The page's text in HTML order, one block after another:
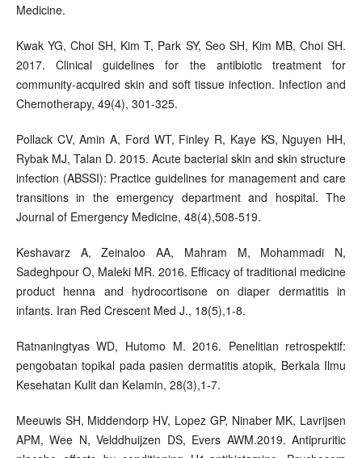
Medicine.
Kwak YG, Choi SH, Kim T, Park SY, Seo SH, Kim MB, Choi SH.
2017. Clinical guidelines for the antibiotic treatment for
community-acquired skin and soft tissue infection. Infection and
Chemotherapy, 49(4), 301-325.
Pollack CV, Amin A, Ford WT, Finley R, Kaye KS, Nguyen HH,
Rybak MJ, Talan D. 2015. Acute bacterial skin and skin structure
infection (ABSSI): Practice guidelines for management and care
transitions in the emergency department and hospital. The
Journal of Emergency Medicine, 48(4),508-519.
Keshavarz A, Zeinaloo AA, Mahram M, Mohammadi N,
Sadeghpour O, Maleki MR. 2016. Efficacy of traditional medicine
product henna and hydrocortisone on diaper dermatitis in
infants. Iran Red Crescent Med J., 18(5),1-8.
Ratnaningtyas WD, Hutomo M. 2016. Penelitian retrospektif:
pengobatan topikal pada pasien dermatitis atopik, Berkala Ilmu
Kesehatan Kulit dan Kelamin, 28(3),1-7.
Meeuwis SH, Middendorp HV, Lopez GP, Ninaber MK, Lavrijsen
APM, Wee N, Velddhuijzen DS, Evers AWM.2019. Antipruritic